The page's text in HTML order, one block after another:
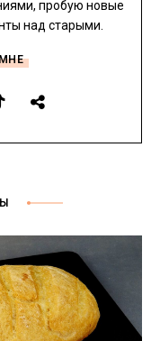
пробую новые
над старыми.